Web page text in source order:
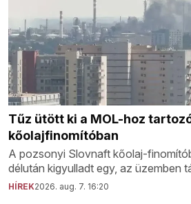
Tűz ütött ki a MOL-hoz
kőolajfinomítóban
A pozsonyi Slovnaft kőolaj-
délután kigyulladt egy, az üzemben
HÍREK2026. aug. 7. 16:20